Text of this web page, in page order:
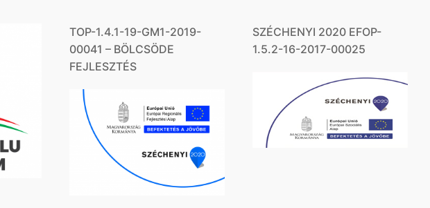
TOP-1.4.1-19-GM1-2019-
00041 – BÖLCSÖDE
FEJLESZTÉS
SZÉCHENYI 2020 EFOP-
1.5.2-16-2017-00025